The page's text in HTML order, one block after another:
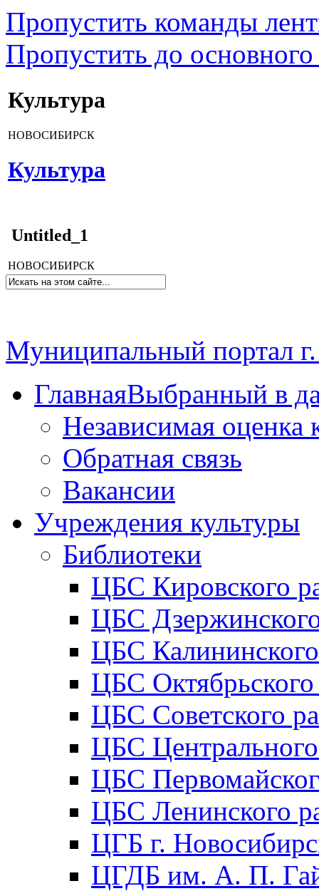
Пропустить команды
Пропустить до основного
Культура
НОВОСИБИРСК
Культура
Untitled_1
НОВОСИБИРСК
Муниципальный портал
ГлавнаяВыбранный в
Независимая оценка
Обратная связь
Вакансии
Учреждения культуры
Библиотеки
ЦБС Кировского
ЦБС
ЦБС
ЦБС
ЦБС Советского
ЦБС
ЦБС
ЦБС Ленинского
ЦГБ г.
ЦГДБ им. А. П.